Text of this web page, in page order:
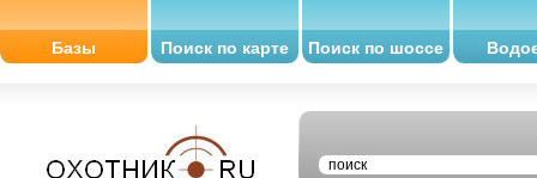
Базы Поиск по карте Поиск по шоссе